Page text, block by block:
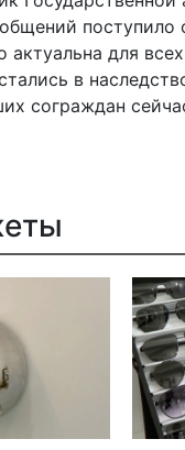
поступило
актуальна для
в
сограждан